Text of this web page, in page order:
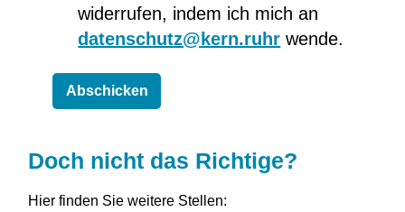
widerrufen, indem ich mich an
datenschutz@kern.ruhr wende.
Doch nicht das Richtige?
Hier finden Sie weitere Stellen: